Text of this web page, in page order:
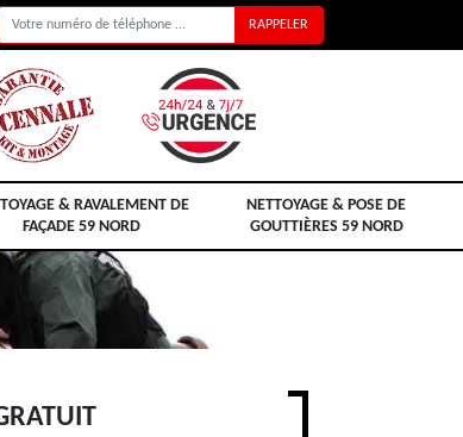
& RAVALEMENT DE
FAÇADE 59 NORD
NETTOYAGE & POSE DE
GOUTTIÈRES 59 NORD